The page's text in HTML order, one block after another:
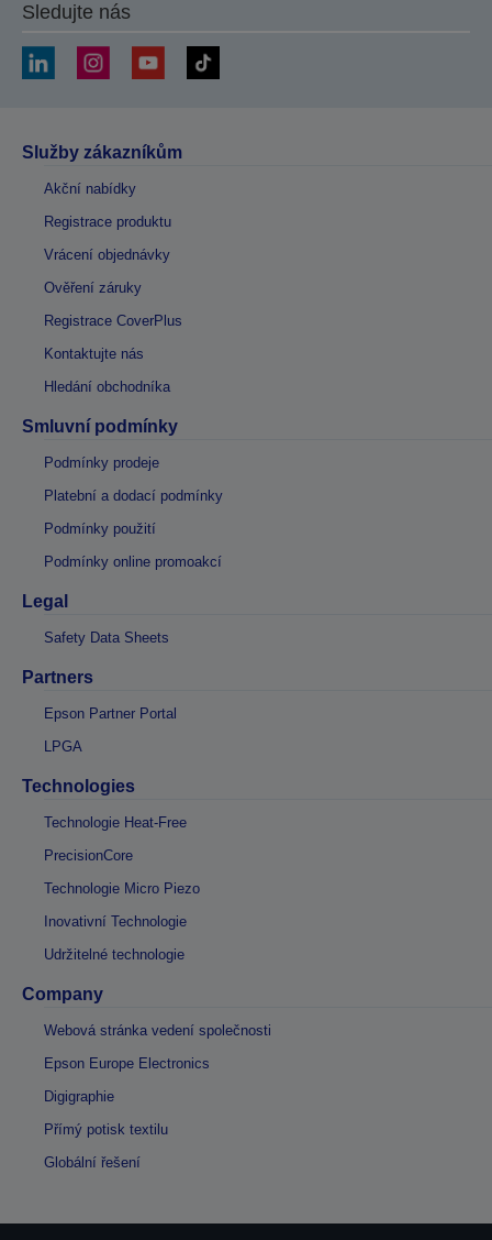
Sledujte nás
Služby zákazníkům
Akční nabídky
Registrace produktu
Vrácení objednávky
Ověření záruky
Registrace CoverPlus
Kontaktujte nás
Hledání obchodníka
Smluvní podmínky
Podmínky prodeje
Platební a dodací podmínky
Podmínky použití
Podmínky online promoakcí
Legal
Safety Data Sheets
Partners
Epson Partner Portal
LPGA
Technologies
Technologie Heat-Free
PrecisionCore
Technologie Micro Piezo
Inovativní Technologie
Udržitelné technologie
Company
Webová stránka vedení společnosti
Epson Europe Electronics
Digigraphie
Přímý potisk textilu
Globální řešení